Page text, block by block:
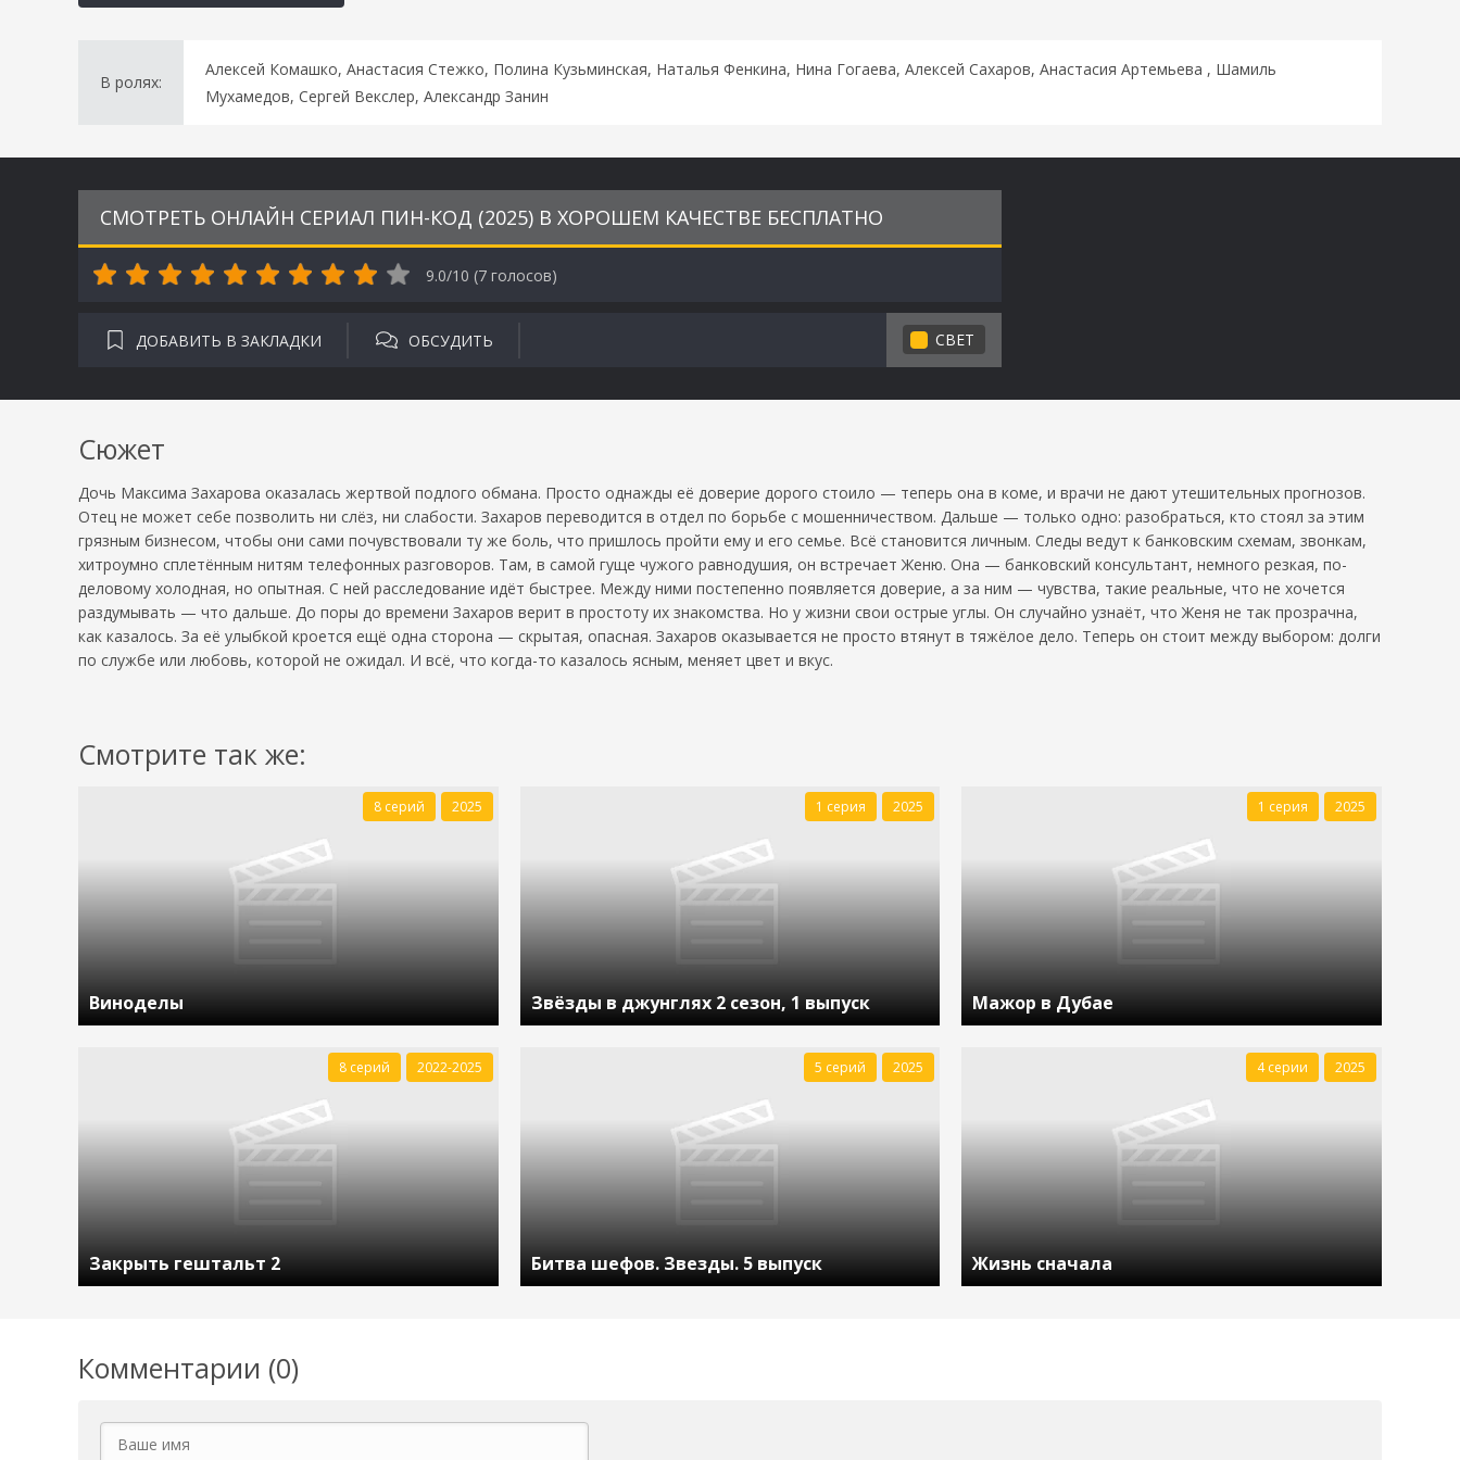
В ролях:
Алексей Комашко, Анастасия Стежко, Полина Кузьминская, Наталья Фенкина, Нина Гогаева, Алексей Сахаров, Анастасия Артемьева , Шамиль
Мухамедов, Сергей Векслер, Александр Занин
СМОТРЕТЬ ОНЛАЙН СЕРИАЛ ПИН-КОД (2025) В ХОРОШЕМ КАЧЕСТВЕ БЕСПЛАТНО
9.0/10 (7 голосов)
ДОБАВИТЬ В ЗАКЛАДКИ ОБСУДИТЬ СВЕТ
Сюжет
Дочь Максима Захарова оказалась жертвой подлого обмана. Просто однажды её доверие дорого стоило — теперь она в коме, и врачи не дают утешительных прогнозов.
Отец не может себе позволить ни слёз, ни слабости. Захаров переводится в отдел по борьбе с мошенничеством. Дальше — только одно: разобраться, кто стоял за этим
грязным бизнесом, чтобы они сами почувствовали ту же боль, что пришлось пройти ему и его семье. Всё становится личным. Следы ведут к банковским схемам, звонкам,
хитроумно сплетённым нитям телефонных разговоров. Там, в самой гущe чужого равнодушия, он встречает Женю. Она — банковский консультант, немного резкая, по-
деловому холодная, но опытная. С ней расследование идёт быстрее. Между ними постепенно появляется доверие, а за ним — чувства, такие реальные, что не хочется
раздумывать — что дальше. До поры до времени Захаров верит в простоту их знакомства. Но у жизни свои острые углы. Он случайно узнаёт, что Женя не так прозрачна,
как казалось. За её улыбкой кроется ещё одна сторона — скрытая, опасная. Захаров оказывается не просто втянут в тяжёлое дело. Теперь он стоит между выбором: долги
по службе или любовь, которой не ожидал. И всё, что когда-то казалось ясным, меняет цвет и вкус.
Смотрите так же:
Виноделы
8 серий 2025
Звёзды в джунглях 2 сезон, 1 выпуск
1 серия 2025
Мажор в Дубае
1 серия 2025
Закрыть гештальт 2
8 серий 2022-2025
Битва шефов. Звезды. 5 выпуск
5 серий 2025
Жизнь сначала
4 серии 2025
Комментарии (0)